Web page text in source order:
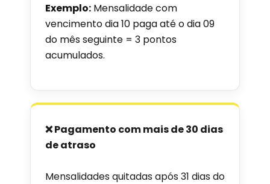
Exemplo: Mensalidade com
vencimento dia 10 paga até o dia 09
do mês seguinte = 3 pontos
acumulados.
❌ Pagamento com mais de 30 dias
de atraso
Mensalidades quitadas após 31 dias do